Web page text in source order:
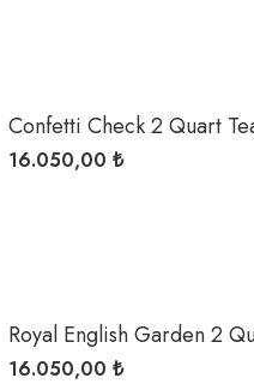
Confetti Check 2 Quart
Kettle
16.050,00 ₺
Royal English Garden 2
Tea Kettle
16.050,00 ₺